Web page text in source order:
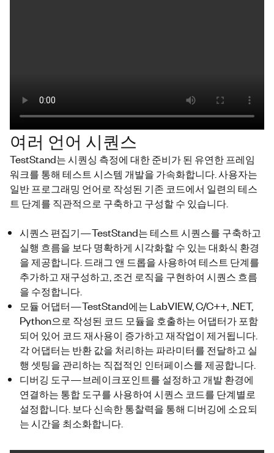
여러 언어 시퀀스
TestStand는 시퀀싱 측정에 대한 준비가 된 유연한 프레임
워크를 통해 테스트 시스템 개발을 가속화합니다. 사용자는
일반 프로그래밍 언어로 작성된 기존 코드에서 일련의 테스
트 단계를 직관적으로 구축하고 구성할 수 있습니다.
시퀀스 편집기—TestStand는 테스트 시퀀스를 구축하고
실행 흐름을 보다 명확하게 시각화할 수 있는 대화식 환경
을 제공합니다. 드래그 앤 드롭을 사용하여 테스트 단계를
추가하고 재구성하고, 조건 로직을 구현하여 시퀀스 흐름
을 수정합니다.
모듈 어댑터—TestStand에는 LabVIEW, C/C++, .NET,
Python으로 작성된 코드 모듈을 호출하는 어댑터가 포함
되어 있어 코드 재사용이 증가하고 재작업이 제거됩니다.
각 어댑터는 반환 값을 처리하는 파라미터를 전달하고 실
행 셋팅을 관리하는 직접적인 인터페이스를 제공합니다.
디버깅 도구—브레이크포인트를 설정하고 개발 환경에
연결하는 통합 도구를 사용하여 시퀀스 코드를 단계별로
설정합니다. 보다 신속한 통찰력을 통해 디버깅에 소요되
는 시간을 최소화합니다.